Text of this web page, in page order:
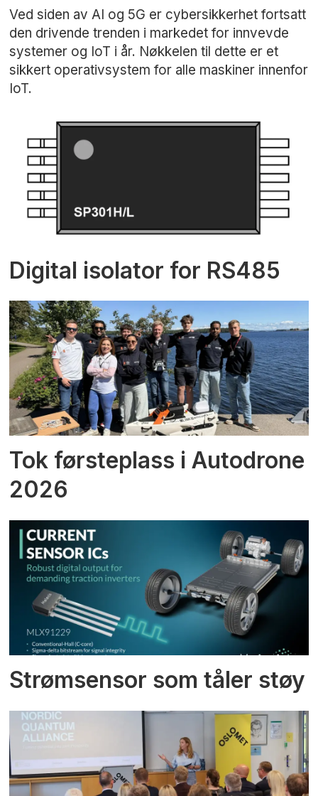
Ved siden av AI og 5G er cybersikkerhet fortsatt
den drivende trenden i markedet for innvevde
systemer og IoT i år. Nøkkelen til dette er et
sikkert operativsystem for alle maskiner innenfor
IoT.
Digital isolator for RS485
Tok førsteplass i Autodrone
2026
Strømsensor som tåler støy